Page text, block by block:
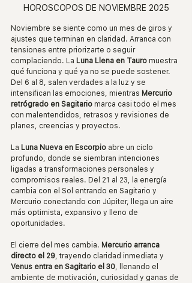
HOROSCOPOS DE NOVIEMBRE 2025
Noviembre se siente como un mes de giros y
ajustes que terminan en claridad. Arranca con
tensiones entre priorizarte o seguir
complaciendo. La Luna Llena en Tauro muestra
qué funciona y qué ya no se puede sostener.
Del 6 al 8, salen verdades a la luz y se
intensifican las emociones, mientras Mercurio
retrógrado en Sagitario marca casi todo el mes
con malentendidos, retrasos y revisiones de
planes, creencias y proyectos.
La Luna Nueva en Escorpio abre un ciclo
profundo, donde se siembran intenciones
ligadas a transformaciones personales y
compromisos reales. Del 21 al 23, la energía
cambia con el Sol entrando en Sagitario y
Mercurio conectando con Júpiter, llega un aire
más optimista, expansivo y lleno de
oportunidades.
El cierre del mes cambia. Mercurio arranca
directo el 29 , trayendo claridad inmediata y
Venus entra en Sagitario el 30 , llenando el
ambiente de motivación, curiosidad y ganas de